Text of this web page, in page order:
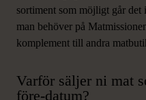
sortiment som möjligt går
man behöver på
komplement till andra
Varför säljer ni mat
före-datum?